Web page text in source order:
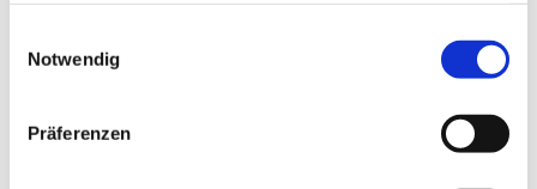
Notwendig
Präferenzen